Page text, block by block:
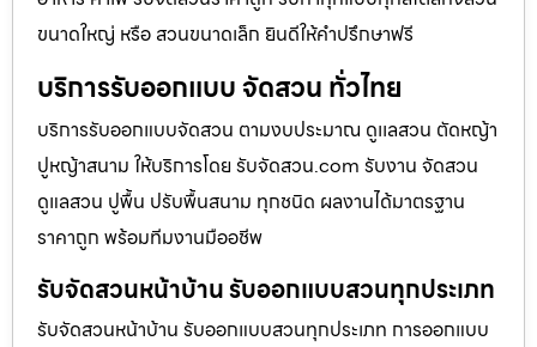
ขนาดใหญ่ หรือ สวนขนาดเล็ก ยินดีให้คำปรึกษาฟรี
บริการรับออกแบบ จัดสวน ทั่วไทย
บริการรับออกแบบจัดสวน ตามงบประมาณ ดูเเลสวน ตัดหญ้า
ปูหญ้าสนาม ให้บริการโดย รับจัดสวน.com รับงาน จัดสวน
ดูแลสวน ปูพื้น ปรับพื้นสนาม ทุกชนิด ผลงานได้มาตรฐาน
ราคาถูก พร้อมทีมงานมืออชีพ
รับจัดสวนหน้าบ้าน รับออกแบบสวนทุกประเภท
รับจัดสวนหน้าบ้าน รับออกแบบสวนทุกประเภท การออกแบบ